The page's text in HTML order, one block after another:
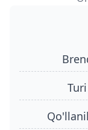
turi